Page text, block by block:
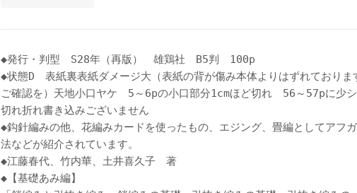
◆発行・判型 S28年（再版） 雄鶏社 B5判 100p
◆状態D 表紙裏表紙ダメージ大（表紙の背が傷み本体よりはずれておりま
ご確認を）天地小口ヤケ 5～6pの小口部分1cmほど切れ 56～57pに少
切れ折れ書き込みございません
◆鈎針編みの他、花編みカードを使ったもの、エジング、畳編としてアフ
法などが紹介されています。
◆江藤春代、竹内華、土井喜久子 著
◆【基礎あみ編】